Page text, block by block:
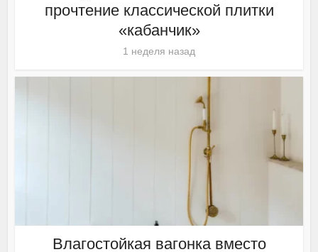
прочтение классической плитки
«кабанчик»
1 неделя назад
Влагостойкая вагонка вместо